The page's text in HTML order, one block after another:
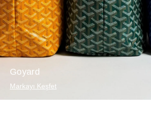
Goyard
Markayı Keşfet